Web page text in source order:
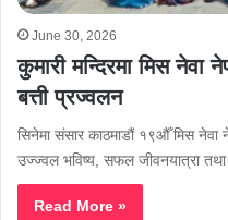
June 30, 2026
कुमारी मन्दिरमा मिस नेवा
बत्ती प्रज्वलन
सिनेमा संसार काठमाडौं १९औँ मिस
उज्ज्वल भविष्य, सफल जीवनयात्रा
Read More »